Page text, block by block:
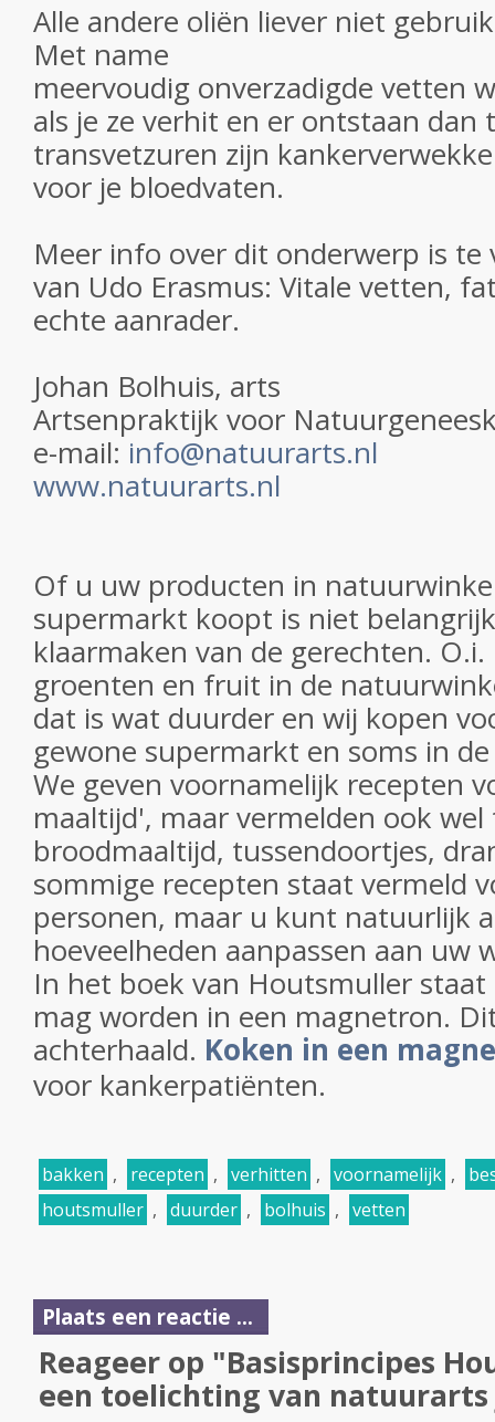
Alle andere oliën liever niet
Met name
meervoudig onverzadigde vetten
als je ze verhit en er ontstaan dan
transvetzuren zijn
voor je bloedvaten.
Meer info over dit onderwerp is
van Udo Erasmus: Vitale vetten,
echte aanrader.
Johan Bolhuis, arts
Artsenpraktijk voor
e-mail: info@natuurarts.nl
www.natuurarts.nl
Of u uw producten in
supermarkt koopt is niet
klaarmaken van de gerechten.
groenten en fruit in de
dat is wat duurder en wij kopen
gewone supermarkt en soms in
We geven voornamelijk recepten
maaltijd', maar vermelden ook
broodmaaltijd, tussendoortjes,
sommige recepten staat vermeld
personen, maar u kunt natuurlijk
hoeveelheden aanpassen aan uw
In het boek van Houtsmuller
mag worden in een magnetron.
achterhaald. Koken in een
voor kankerpatiënten.
bakken , recepten , verhitten , voornamelijk ,
houtsmuller , duurder , bolhuis , vetten
Plaats een reactie ...
Reageer op "Basisprincipes
een toelichting van natuurarts